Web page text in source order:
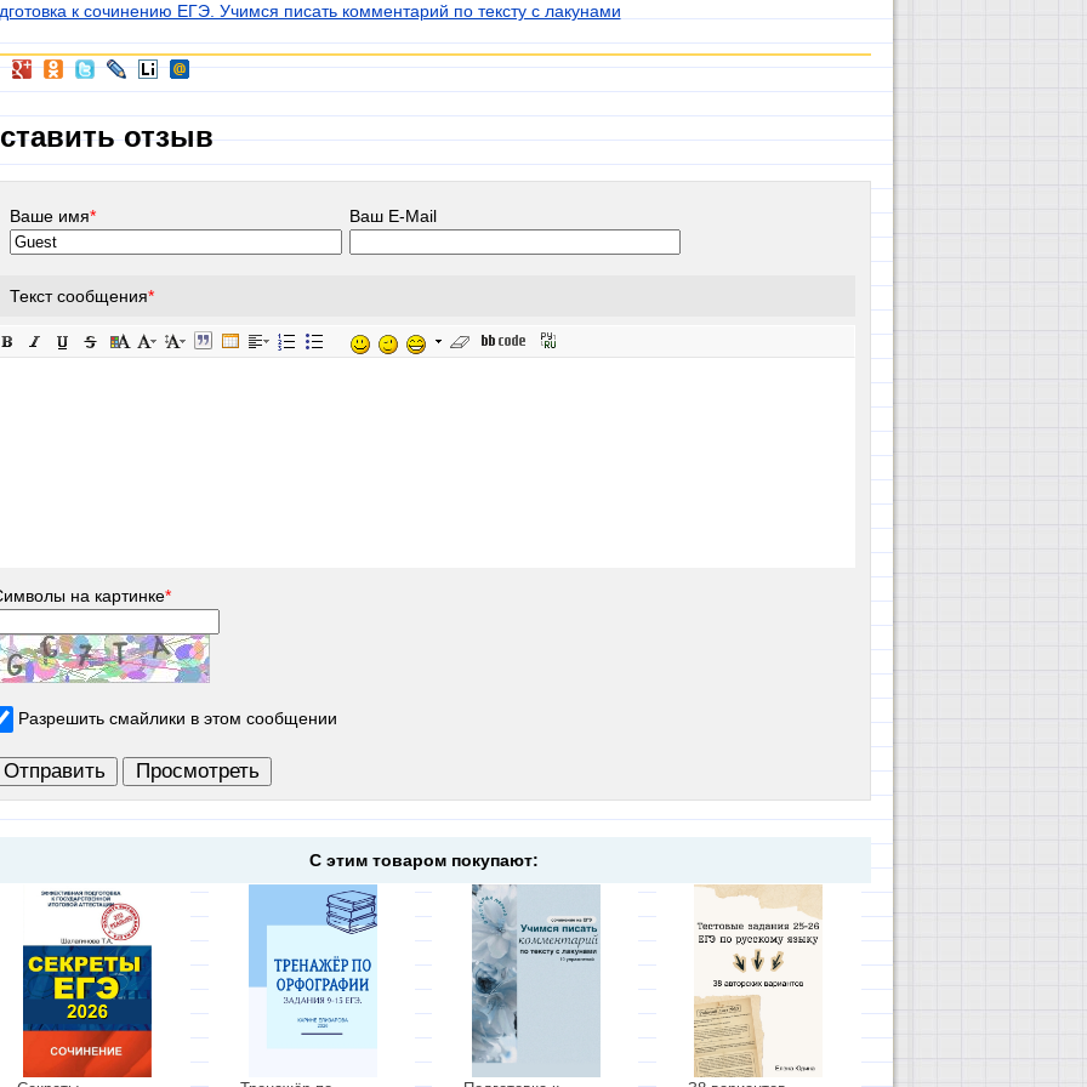
к сочинению ЕГЭ. Учимся писать комментарий по тексту с лакунами
отзыв
Ваше имя* Ваш E-Mail
Текст сообщения*
на картинке*
Разрешить смайлики в этом сообщении
С этим товаром покупают: